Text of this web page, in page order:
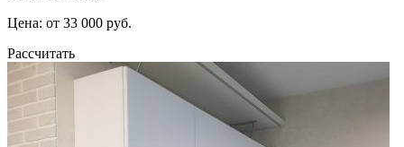
Цена: от 33 000 руб.
Рассчитать